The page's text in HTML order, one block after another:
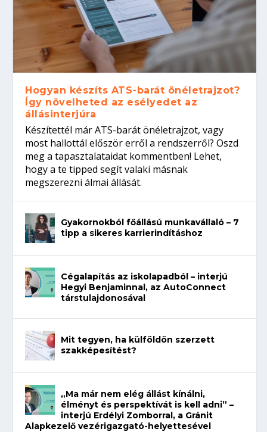
Hogyan készíts ATS-barát önéletrajzot?
Így növelheted az esélyedet az
állásinterjúra
Készítettél már ATS-barát önéletrajzot, vagy
most hallottál először erről a rendszerről? Oszd
meg a tapasztalataidat kommentben! Lehet,
hogy a te tipped segít valaki másnak
megszerezni álmai állását.
Gyakornokból főállású munkavállaló – 7
tipp a sikeres karrierindításhoz
Cégalapítás az iskolapadból – interjú
Hegyi Benjaminnal, az AutoConnect
társtulajdonosával
Mit tegyen, ha külföldön szerzett
szakképesítést?
„Ma már nem elég állást kínálni,
élményt és perspektívát is kell adni” –
interjú Erdélyi Zomborral, a Gránit
Alapkezelő vezérigazgató-helyettesével